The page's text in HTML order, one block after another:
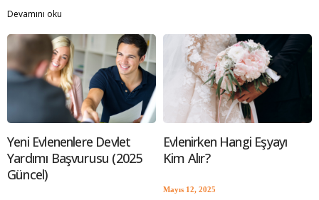
Devamını oku
Yeni Evlenenlere Devlet
Yardımı Başvurusu (2025
Güncel)
devlet desteği, evleneceklere destek
Evlenirken Hangi Eşyayı
Kim Alır?
Mayıs 12, 2025